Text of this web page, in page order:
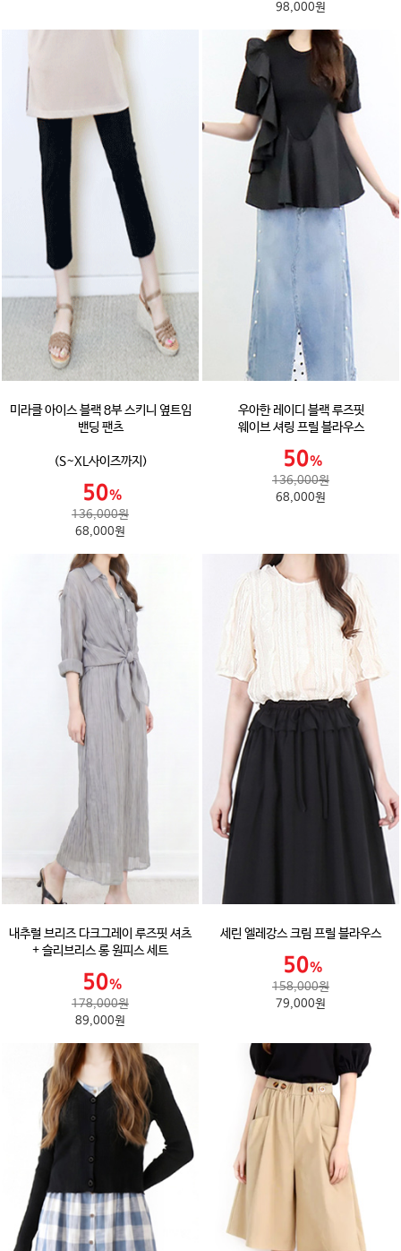
98,000원
미라클 아이스 블랙 8부 스키니 옆트임
밴딩 팬츠
(S~XL사이즈까지)
136,000원
68,000원
우아한 레이디 블랙 루즈핏
웨이브 셔링 프릴 블라우스
136,000원
68,000원
내추럴 브리즈 다크그레이 루즈핏 셔츠
+ 슬리브리스 롱 원피스 세트
178,000원
89,000원
세린 엘레강스 크림 프릴 블라우스
158,000원
79,000원